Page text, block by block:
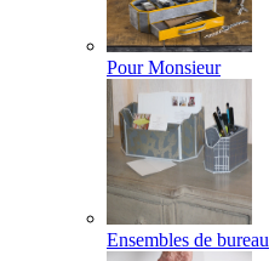
Pour Monsieur
Ensembles de bureau